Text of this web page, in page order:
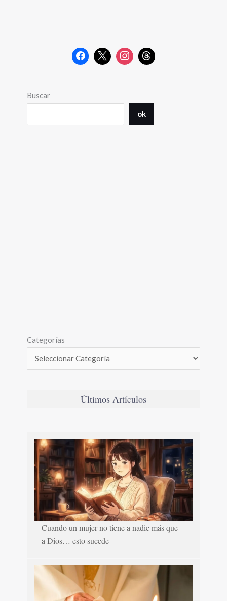
Buscar
ok
Categorías
Últimos Artículos
Cuando un mujer no tiene a nadie más que
a Dios… esto sucede